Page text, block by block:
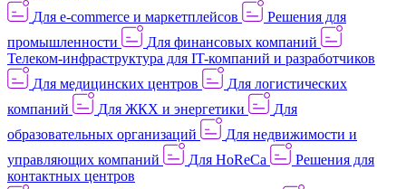
Для e-commerce и маркетплейсов
Решения для
промышленности
Для финансовых компаний
Телеком-инфраструктура для IT-компаний и разработчиков
Для медицинских центров
Для логистических
компаний
Для ЖКХ и энергетики
Для
образовательных организаций
Для недвижимости и
управляющих компаний
Для HoReCa
Решения для
контактных центров